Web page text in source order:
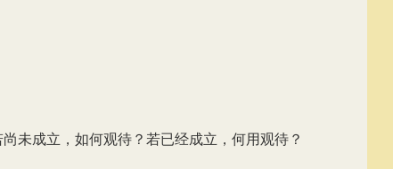
未成立，如何观待？若已经成立，何用观待？